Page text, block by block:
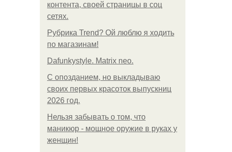
контента, своей страницы в соц
сетях.
Рубрика Trend? Ой люблю я ходить
по магазинам!
Dafunkystyle. Matrix neo.
С опозданием, но выкладываю
своих первых красоток выпускниц
2026 год.
Нельзя забывать о том, что
маникюр - мощное оружие в руках у
женщин!